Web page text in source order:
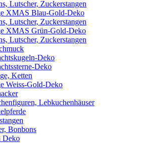
Lutscher, Zuckerstangen
XMAS Blau-Gold-Deko
Lutscher, Zuckerstangen
XMAS Grün-Gold-Deko
Lutscher, Zuckerstangen
Deko
Deko
Ketten
Weiss-Gold-Deko
Lebkuchenhäuser
Bonbons
Deko